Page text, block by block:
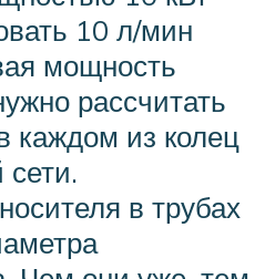
10 л/мин
мощность
рассчитать
каждом из колец
сети.
в трубах